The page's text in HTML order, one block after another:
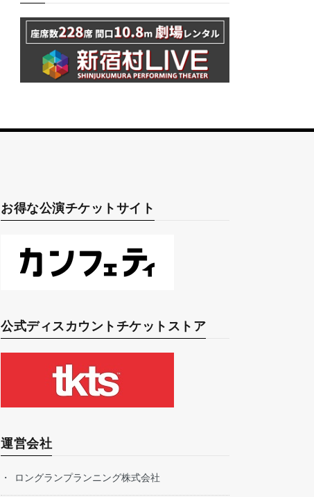
お得な公演チケットサイト
公式ディスカウントチケットストア
運営会社
ロングランプランニング株式会社